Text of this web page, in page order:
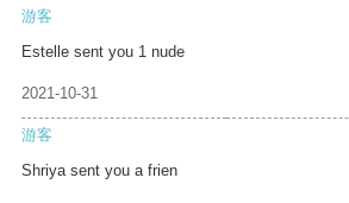
游客
Estelle sent you 1 nude
2021-10-31
游客
Shriya sent you a frien